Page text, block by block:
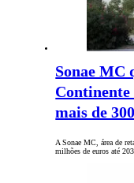
Sonae MC
mais de
A Sonae MC, área de
milhões de euros até